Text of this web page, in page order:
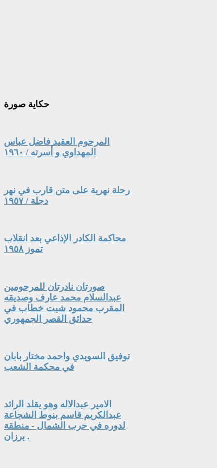
حكاية صورة
المرحوم العقيد فاضل عباس
المهداوي و أسرته / ١٩٦٠
رحلة نهرية على متن قارب في نهر
دجلة / ١٩٥٧
محاكمة الكادر الإذاعي بعد انقلاب
تموز ١٩٥٨
صورتان نادرتان للمرحومين
عبدالسلام محمد عارف وصديقه
المقرب محمود شيت خطاب في
حدائق القصر الجمهوري
توفيق السويدي واحمد مختار بابان
في محكمة الشعب
الامير عبدالاله وهو يقلد الرائد
عبدالكريم قاسم بنوط الشجاعة
لدوره في حرب الشمال - منطقة
برزان .